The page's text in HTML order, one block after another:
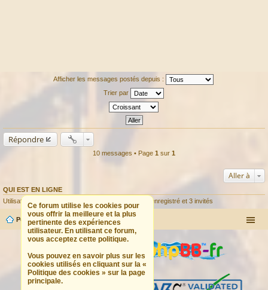
Afficher les messages postés depuis :
Trier par
Répondre
10 messages • Page 1 sur 1
Aller à
QUI EST EN LIGNE
Utilisateurs parcourant ce forum : Aucun utilisateur enregistré et 3 invités
Ce forum utilise les cookies pour
vous offrir la meilleure et la plus
pertinente des expériences
utilisateur. En utilisant ce forum,
vous acceptez cette politique.
Vous pouvez en savoir plus sur les
cookies utilisés en cliquant sur la «
Politique des cookies » sur la page
principale.
Portail Forum